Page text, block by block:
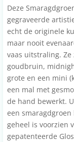
Deze
gegraveerde
echt de originele
maar nooit
vaas uitstraling.
goudbruin,
grote en een mini
een mal met
de hand bewerkt.
een
geheel is voorzien
gepatenteerde